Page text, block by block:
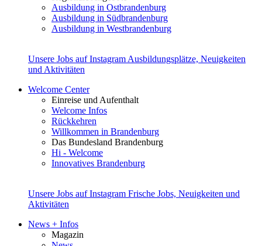
Ausbildung in Ostbrandenburg
Ausbildung in Südbrandenburg
Ausbildung in Westbrandenburg
Unsere Jobs auf Instagram Ausbildungsplätze, Neuigkeiten
und Aktivitäten
Welcome Center
Einreise und Aufenthalt
Welcome Infos
Rückkehren
Willkommen in Brandenburg
Das Bundesland Brandenburg
Hi - Welcome
Innovatives Brandenburg
Unsere Jobs auf Instagram Frische Jobs, Neuigkeiten und
Aktivitäten
News + Infos
Magazin